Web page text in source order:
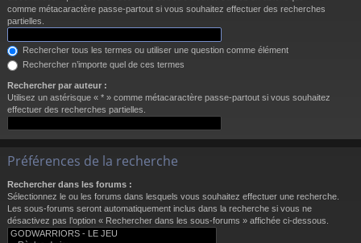
comme métacaractère passe-partout si vous souhaitez effectuer des recherches
partielles.
Rechercher tous les termes ou utiliser une question comme élément
Rechercher n’importe quel de ces termes
Rechercher par auteur :
Utilisez un astérisque « * » comme métacaractère passe-partout si vous souhaitez
effectuer des recherches partielles.
Préférences de la recherche
Rechercher dans les forums :
Sélectionnez le ou les forums dans lesquels vous souhaitez effectuer une recherche.
Les sous-forums seront automatiquement inclus dans la recherche si vous ne
désactivez pas l’option « Rechercher dans les sous-forums » affichée ci-dessous.